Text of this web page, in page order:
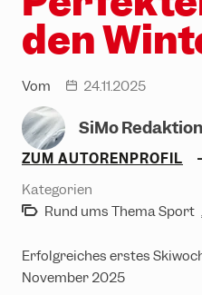
Erlebniswelten
Trailrunning
Rodeln
Winterwandern
Partnerhotels
Gruppenevents &
den
Vom date24.11.2025
SiMo Redaktion
ZUM AUTORENPROFIL
Erfolgreiches erstes
November 2025
Kategorien
Rund ums Thema Sport